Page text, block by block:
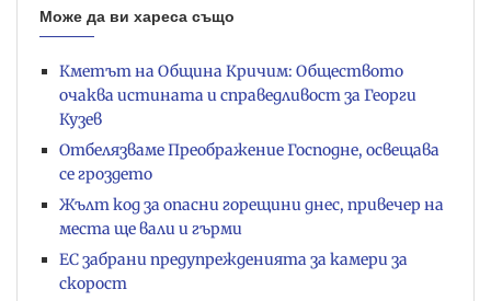
Може да ви хареса също
Кметът на Община Кричим: Обществото
очаква истината и справедливост за Георги
Кузев
Отбелязваме Преображение Господне, освещава
се гроздето
Жълт код за опасни горещини днес, привечер на
места ще вали и гърми
ЕС забрани предупрежденията за камери за
скорост